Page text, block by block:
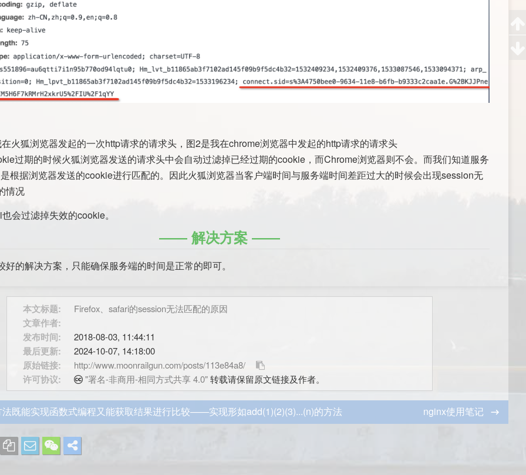
火狐浏览器发起的一次http请求的请求头，图2是我在chrome浏览器中发起的http请求的请求头
过期的时候火狐浏览器发送的请求头中会自动过滤掉已经过期的cookie，而Chrome浏览器则不会。而我们知道服务
根据浏览器发送的cookie进行匹配的。因此火狐浏览器当客户端时间与服务端时间差距过大的时候会出现session无
情况
会过滤掉失效的cookie。
解决方案
好的解决方案，只能确保服务端的时间是正常的即可。
本文标题: Firefox、safari的session无法匹配的原因
文章作者:
发布时间:
2018-08-03, 11:44:11
最后更新: 2024-10-07, 14:18:00
原始链接: http://www.moonrailgun.com/posts/113e84a8/
许可协议: "署名-非商用-相同方式共享 4.0"转载请保留原文链接及作者。
既能实现函数式编程又能获取结果进行比较——实现形如add(1)(2)(3)...(n)的方法 nginx使用笔记